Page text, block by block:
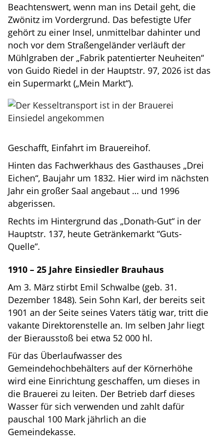
Beachtenswert, wenn man ins Detail geht, die
Zwönitz im Vordergrund. Das befestigte Ufer
gehört zu einer Insel, unmittelbar dahinter und
noch vor dem Straßengeländer verläuft der
Mühlgraben der „Fabrik patentierter Neuheiten“
von Guido Riedel in der Hauptstr. 97, 2026 ist das
ein Supermarkt („Mein Markt“).
Geschafft, Einfahrt im Brauereihof.
Hinten das Fachwerkhaus des Gasthauses „Drei
Eichen“, Baujahr um 1832. Hier wird im nächsten
Jahr ein großer Saal angebaut … und 1996
abgerissen.
Rechts im Hintergrund das „Donath-Gut“ in der
Hauptstr. 137, heute Getränkemarkt “Guts-
Quelle”.
1910 –25 Jahre Einsiedler Brauhaus
Am 3. März stirbt Emil Schwalbe (geb. 31.
Dezember 1848). Sein Sohn Karl, der bereits seit
1901 an der Seite seines Vaters tätig war, tritt die
vakante Direktorenstelle an. Im selben Jahr liegt
der Bierausstoß bei etwa 52 000 hl.
Für das Überlaufwasser des
Gemeindehochbehälters auf der Körnerhöhe
wird eine Einrichtung geschaffen, um dieses in
die Brauerei zu leiten. Der Betrieb darf dieses
Wasser für sich verwenden und zahlt dafür
pauschal 100 Mark jährlich an die
Gemeindekasse.